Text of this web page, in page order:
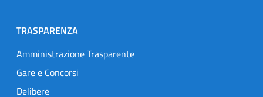
TRASPARENZA
Amministrazione Trasparente
Gare e Concorsi
Delibere